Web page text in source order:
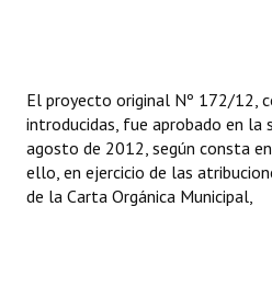
El proyecto original Nº 172/12,
introducidas, fue aprobado en la
agosto de 2012, según consta
ello, en ejercicio de las
de la Carta Orgánica Municipal,